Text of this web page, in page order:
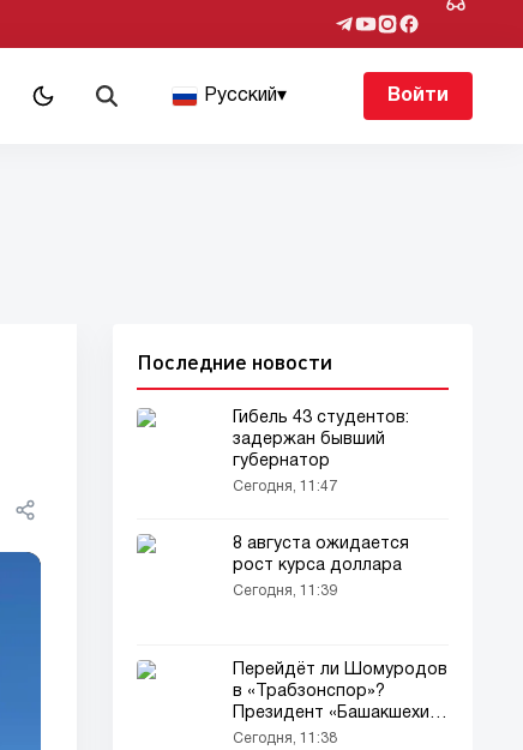
Русский▾ Войти
Последние новости
Гибель 43 студентов:
задержан бывший
губернатор
Сегодня, 11:47
8 августа ожидается
рост курса доллара
Сегодня, 11:39
Перейдёт ли Шомуродов
в «Трабзонспор»?
Президент «Башакшехир»
сделал заявление
Сегодня, 11:38